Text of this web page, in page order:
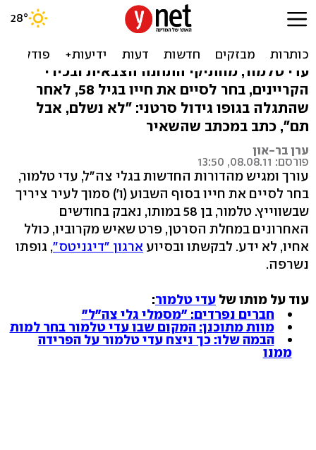
איש גלי צה"ל עדי טלמור הלך
עדי טלמור, מוותיקי התחנה הצבאית ובכירי
הקריינים, בחר לסיים את חייו בגיל 58, לאחר
שהתגלה בגופו גידול סרטני: "לא נשלם, אבל
תם", כתב במכתב שהשאיר
ערן בר-און
פורסם: 08.08.11, 13:50
עורך ומגיש מהדורות החדשות בגלי צה"ל, עדי טלמור,
בחר לסיים את חייו בסוף השבוע (ו') סמוך לעיר ציריך
שבשווייץ. טלמור, בן 58 במותו, נאבק בחודשים
האחרונים במחלת הסרטן, פרט שאיש מקרוביו, כולל
אחיו, לא ידע. לבקשתו ובסיוע ארגון "דיגניטס", גופתו
נשרפה.
עוד על מותו של עדי טלמור:
חברים נפרדים: "מסמלי גלי צה"ל"
מוות מתוכנן: המקום שבו עדי טלמור בחר למות
הבמה שלו: כך ניצח עדי טלמור על הפרידה
ממנו